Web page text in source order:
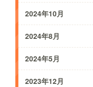
2024年10月
2024年8月
2024年5月
2023年12月